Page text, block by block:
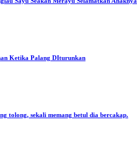
Ketika Palang DIturunkan
tolong, sekali memang betul dia bercakap.